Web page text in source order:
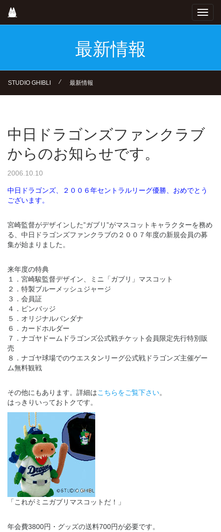
main
最新情報
STUDIO GHIBLI ⁄ 最新情報
中日ドラゴンズファンクラブ
からのお知らせです。
2006.10.10
中日ドラゴンズ、２００６年セントラルリーグ優勝、おめでとう
ございます。
宮崎監督がデザインした”ガブリ”がマスコットキャラクターを務め
る、中日ドラゴンズファンクラブの２００７年度の新規会員の募
集が始まりました。
来年度の特典
１．宮崎駿監督デザイン、ミニ「ガブリ」マスコット
２．特製ブルーメッシュジャージ
３．会員証
４．ピンバッジ
５．オリジナルバンダナ
６．カードホルダー
７．ナゴヤドームドラゴンズ公式戦チケット会員限定先行特別販
売
８．ナゴヤ球場でのウエスタンリーグ公式戦ドラゴンズ主催ゲー
ム無料観戦
その他にもあります。詳細はこちらをご覧下さい。
はっきりいっておトクです。
「これがミニガブリマスコットだ！」
年会費3800円・グッズの送料700円が必要です。